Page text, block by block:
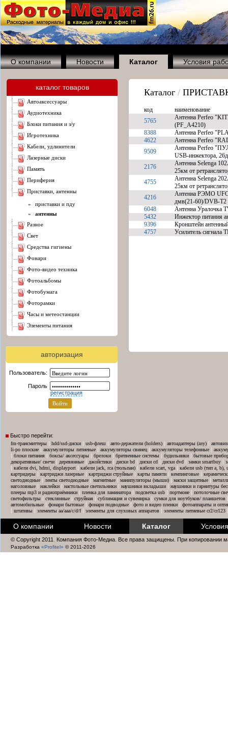
О компании Новости Каталог Условия
каталог товаров
автоаксессуары
аудиотехника
блоки питания и з/у
игротехника
кабели, удлинители
лазерные диски
память
периферия
приставки, антенны
»
приставки и пду
»
антенны
разное
свет
средства гигиены
фонари
фото-видео техника
фотоальбомы
фотобумага
фоторамки
часы и метеостанции
элементы питания
авторизация
Пользователь:
Пароль
регистрация
Каталог /
код
наименование
5765
Антенна Perfeo
(PF_A4210)
8388
Антенна Perfeo
4622
Антенна Perfeo
9509
Антенна Perfeo
USB-инжектора,
2176
Антенна Selenga
25км от
4755
Антенна Selenga
25км от
4216
Антенна РЭМО UFO-
дмв(21-60)/DVB-T2
6048
Антенна Уралочка
5432
Инжектор питания
9396
Кронштейн
4757
Усилитель сигнала
Быстро перейти:
fm-трансмиттеры | hdd/ssd-диски | usb-флеш | авто-держатели (holders) | автоадаптеры (азу) |
li-po плоские | аккумуляторы литиевые | аккумуляторы свинец | аккумуляторы телефонные |
| блоки питания | боксы/ аксессуары | брелоки | бритвенные системы | будильники | бытовые
декоративные/ свечи | деревянные | джойстики | диски bd | диски cd | диски dvd | замки smartbuy |
| кабели dvi, hdmi, displayport | кабели jack, rca (тюльпан) | кабели scart, vga | кабели usb (тип a, b),
картридеры | картриджи лазерные | картриджи струйные | карты памяти | кемпинговые |
светодиодные | ленты светодиодные | магнитные | манипуляторы (мыши) | маски защитные |
наголовные | наклейки | настольные светильники | наушники вкладыши | наушники и гарнитуры
плееры mp3 и радиоприёмники | пленка для ламинатора | подсветка usb | портмоне | потолочные
светофильтры | стеклянные | струйная | сублимация и сувенирка | сумки для ноутбуков/ планшетов
автомобильные | фонари бытовые | фонари подводные | фото и видео пленки | фотоаппараты и
| штативы | элементы aa/aaa/c/d/f| элементы для слуховых аппаратов | элементы литиевые cr2/cr123
О компании Новости Каталог
© Copyright 2011. Компания Фото-Медиа. Все права защищены. При копировании
Разработка «Profitel» © 2011-2026